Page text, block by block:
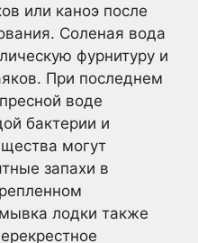
или каноэ после
Соленая вода
фурнитуру и
При последнем
воде
бактерии и
могут
запахи в
лодки также